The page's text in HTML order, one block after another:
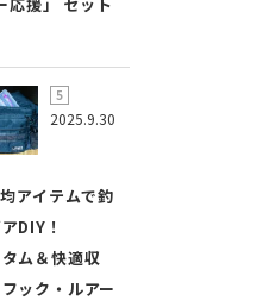
2025.9.30
アイテムで釣
DIY！
ム＆快適収
ック・ルアー